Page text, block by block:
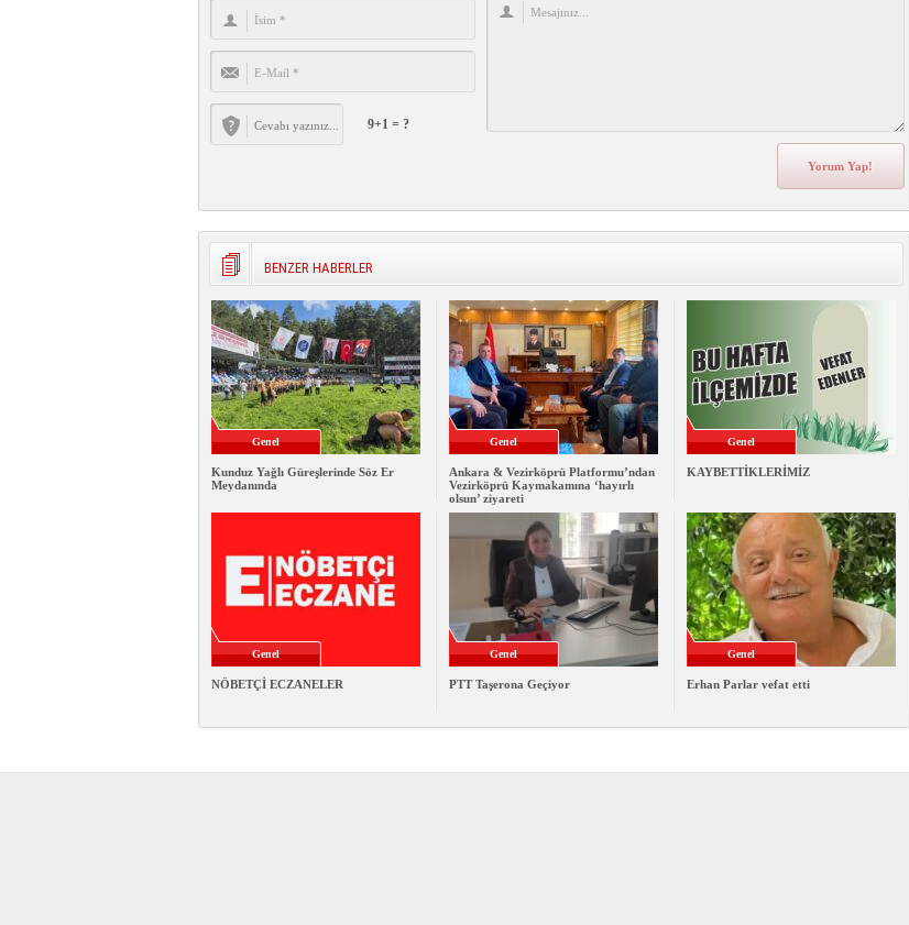
9+1 = ?
BENZER HABERLER
Genel
Kunduz Yağlı Güreşlerinde Söz Er
Meydanında
Genel
Ankara & Vezirköprü Platformu’ndan
Vezirköprü Kaymakamına ‘hayırlı
olsun’ ziyareti
Genel
KAYBETTİKLERİMİZ
Genel
NÖBETÇİ ECZANELER
Genel
PTT Taşerona Geçiyor
Genel
Erhan Parlar vefat etti